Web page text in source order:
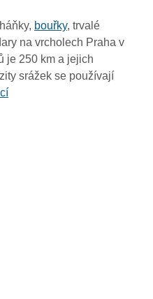
18:00
17:50
17:40
17:30
bouřky, trvalé
na vrcholech Praha v
je 250 km a jejich
srážek se používají